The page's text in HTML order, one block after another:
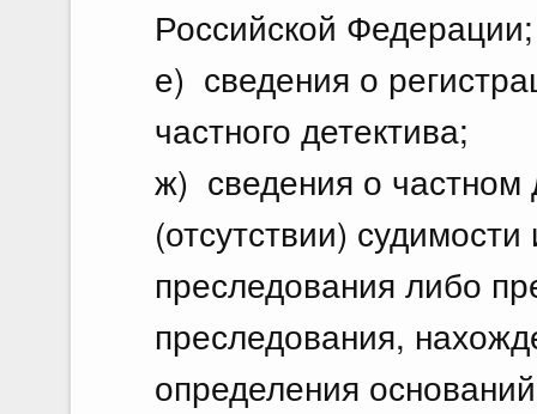
Российской Федерации;
е) сведения о
частного детектива;
ж) сведения о частном
(отсутствии)
преследования либо
преследования,
определения